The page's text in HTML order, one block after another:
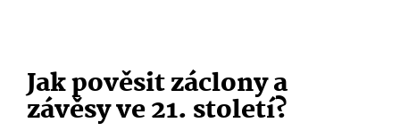
Jak pověsit záclony a
závěsy ve 21. století?